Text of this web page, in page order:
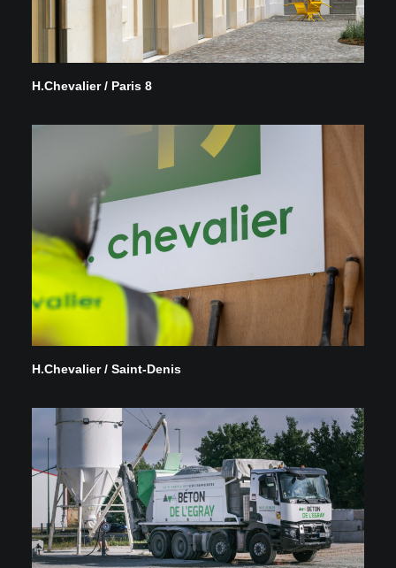
H.Chevalier / Paris 8
H.Chevalier / Saint-Denis